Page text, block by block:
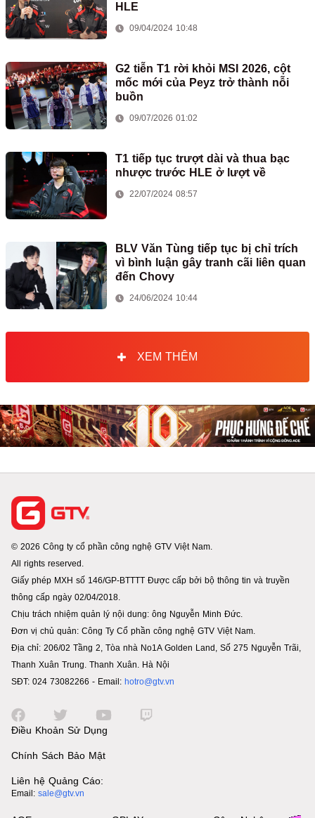
HLE
09/04/2024 10:48
G2 tiễn T1 rời khỏi MSI 2026, cột
mốc mới của Peyz trở thành nỗi
buồn
09/07/2026 01:02
T1 tiếp tục trượt dài và thua bạc
nhược trước HLE ở lượt về
22/07/2024 08:57
BLV Văn Tùng tiếp tục bị chỉ trích
vì bình luận gây tranh cãi liên quan
đến Chovy
24/06/2024 10:44
XEM THÊM
© 2026 Công ty cổ phần công nghệ GTV Việt Nam.
All rights reserved.
Giấy phép MXH số 146/GP-BTTTT Được cấp bởi bộ thông tin và truyền
thông cấp ngày 02/04/2018.
Chịu trách nhiệm quản lý nội dung: ông Nguyễn Minh Đức.
Đơn vị chủ quản: Công Ty Cổ phần công nghệ GTV Việt Nam.
Địa chỉ: 206/02 Tầng 2, Tòa nhà No1A Golden Land, Số 275 Nguyễn Trãi,
Thanh Xuân Trung. Thanh Xuân. Hà Nội
SĐT: 024 73082266 - Email: hotro@gtv.vn
Điều Khoản Sử Dụng
Chính Sách Bảo Mật
Liên hệ Quảng Cáo:
Email: sale@gtv.vn